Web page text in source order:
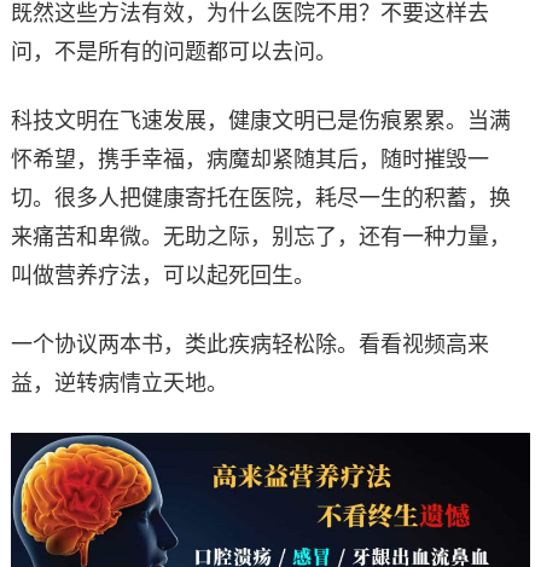
既然这些方法有效，为什么医院不用？不要这样去
问，不是所有的问题都可以去问。
科技文明在飞速发展，健康文明已是伤痕累累。当满
怀希望，携手幸福，病魔却紧随其后，随时摧毁一
切。很多人把健康寄托在医院，耗尽一生的积蓄，换
来痛苦和卑微。无助之际，别忘了，还有一种力量，
叫做营养疗法，可以起死回生。
一个协议两本书，类此疾病轻松除。看看视频高来
益，逆转病情立天地。